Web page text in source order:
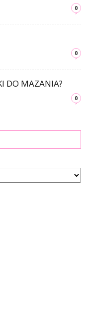
0
0
DO MAZANIA?
0